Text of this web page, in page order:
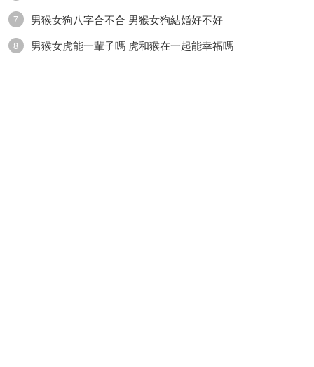
7 男猴女狗八字合不合 男猴女狗結婚好不好
8 男猴女虎能一輩子嗎 虎和猴在一起能幸福嗎